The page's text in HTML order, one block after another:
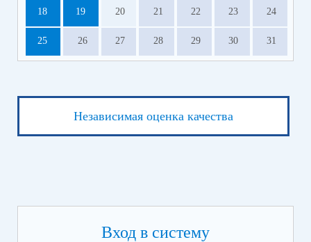
18 19 20 21 22 23 24
25 26 27 28 29 30 31
Независимая оценка качества
Вход в систему